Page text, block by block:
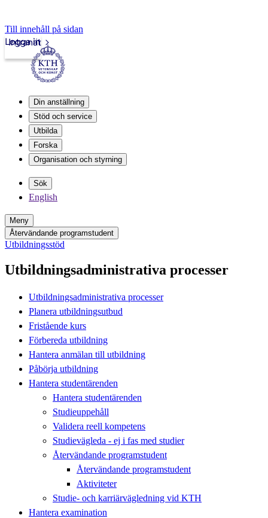
Till innehåll på sidan
Intranät
Logga in
Din anställning
Stöd och service
Utbilda
Forska
Organisation och styrning
Sök
English
Meny
Återvändande programstudent
Utbildningsstöd
Utbildningsadministrativa processer
Utbildningsadministrativa processer
Planera utbildningsutbud
Fristående kurs
Förbereda utbildning
Hantera anmälan till utbildning
Påbörja utbildning
Hantera studentärenden
Hantera studentärenden
Studieuppehåll
Validera reell kompetens
Studievägleda - ej i fas med studier
Återvändande programstudent
Återvändande programstudent
Aktiviteter
Studie- och karriärvägledning vid KTH
Hantera examination